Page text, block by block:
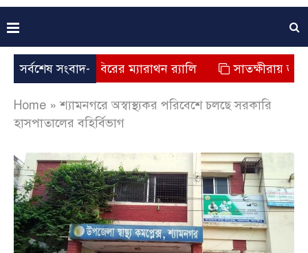
সর্বশেষ সংবাদ-
ছাত্রশিবিরের ম্যারাথন র‌্যালি সাতক্ষীরায় জুলাই
Home »শ্যামনগরে অস্বাস্থ্যকর পরিবেশে চলছে সরকারি
হাসপাতালের বহির্বিভাগ